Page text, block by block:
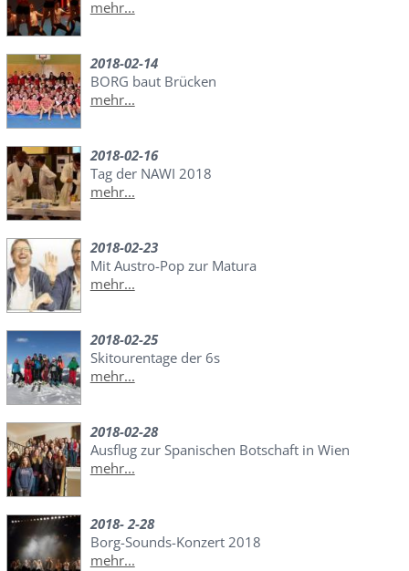
mehr...
2018-02-14
BORG baut Brücken
mehr...
2018-02-16
Tag der NAWI 2018
mehr...
2018-02-23
Mit Austro-Pop zur Matura
mehr...
2018-02-25
Skitourentage der 6s
mehr...
2018-02-28
Ausflug zur Spanischen Botschaft in Wien
mehr...
2018- 2-28
Borg-Sounds-Konzert 2018
mehr...